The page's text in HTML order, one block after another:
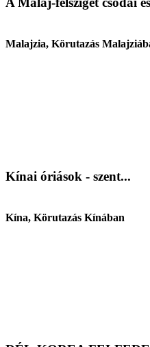
Malajzia, Körutazás
Kínai óriások - szent...
Kína, Körutazás Kínában